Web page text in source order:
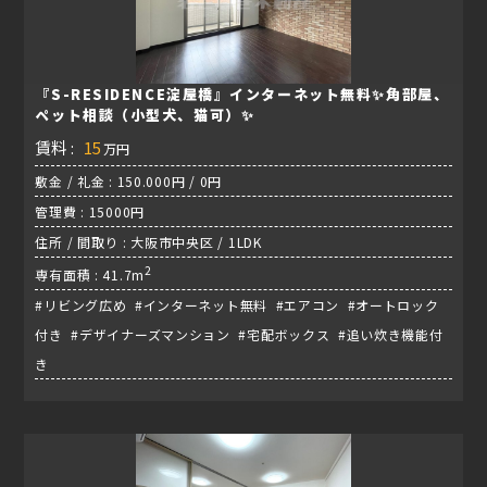
『S-RESIDENCE淀屋橋』インターネット無料✨角部屋、
ペット相談（小型犬、猫可）✨
賃料 : 15 万円
敷金 / 礼金 : 150.000円 / 0円
管理費 : 15000円
住所 / 間取り : 大阪市中央区 / 1LDK
専有面積 : 41.7m2
#リビング広め #インターネット無料 #エアコン #オートロック
付き #デザイナーズマンション #宅配ボックス #追い炊き機能付
き